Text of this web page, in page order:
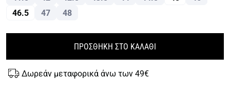
46.5
47 48
ΠΡΟΣΘΗΚΗ ΣΤΟ ΚΑΛΑΘΙ
Δωρεάν μεταφορικά άνω των 49€